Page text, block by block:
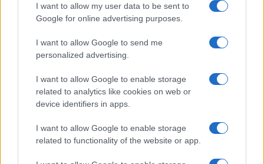
I want to allow my user data to be sent to
Google for online advertising purposes.
I want to allow Google to send me
personalized advertising.
I want to allow Google to enable storage
related to analytics like cookies on web or
device identifiers in apps.
I want to allow Google to enable storage
related to functionality of the website or app.
#GOVERNO MELONI
#MODENA
Leggi i commenti
SEDUTE SATIRICHE
Vignetta del 07/08/2026